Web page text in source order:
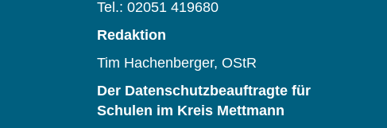
Tel.: 02051 419680
Redaktion
Tim Hachenberger, OStR
Der Datenschutzbeauftragte für
Schulen im Kreis Mettmann